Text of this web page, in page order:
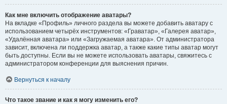
Как мне включить отображение аватары?
На вкладке «Профиль» личного раздела вы можете добавить аватару с
использованием четырёх инструментов: «Граватар», «Галерея аватар»,
«Удалённая аватара» или «Загружаемая аватара». От администратора
зависит, включена ли поддержка аватар, а также какие типы аватар могут
быть доступны. Если вы не можете использовать аватары, свяжитесь с
администратором конференции для выяснения причин.
Вернуться к началу
Что такое звание и как я могу изменить его?